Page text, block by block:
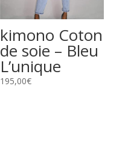
kimono Coton
de soie – Bleu
L’unique
195,00€